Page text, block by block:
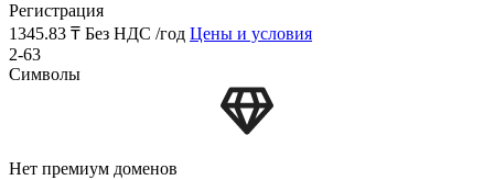
Регистрация
1345.83 ₸ Без НДС /год Цены и условия
2-63
Символы
Нет премиум доменов